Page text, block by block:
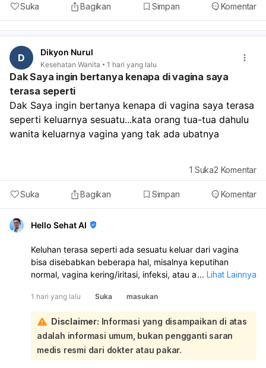
Suka Bagikan Simpan Komentar
D Dikyon Nurul
Kesehatan Wanita 1 hari yang lalu
Dak Saya ingin bertanya kenapa di vagina saya
terasa seperti
Dak Saya ingin bertanya kenapa di vagina saya terasa
seperti keluarnya sesuatu...kata orang tua-tua dahulu
wanita keluarnya vagina yang tak ada ubatnya
Suka Bagikan Simpan Komentar
1 Suka2 Komentar
Hello Sehat AI
Keluhan terasa seperti ada sesuatu keluar dari vagina
bisa disebabkan beberapa hal, misalnya keputihan
normal, vagina kering/iritasi, infeksi, atau ada
nyeri, bau tidak sedap, perdarahan, atau keluar cairan
kuning/hijau/abu-abu, itu tidak normal dan perlu
diperiksa. Saya sarankan Anda periksa ke dokter
kandungan atau dokter umum supaya diketahui
penyebab pastinya dan mendapat obat yang tepat.
Jangan dibiarkan kalau keluhan terus berlanjut.
... Lihat Lainnya
1 hari yang lalu Suka masukan
Disclaimer: Informasi yang disampaikan di atas
adalah informasi umum, bukan pengganti saran
medis resmi dari dokter atau pakar.